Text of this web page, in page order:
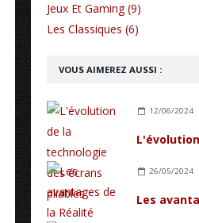
VOUS AIMEREZ AUSSI :
12/06/2024
26/05/2024
Jeux Et Gaming (9)
Les Classiques (6)